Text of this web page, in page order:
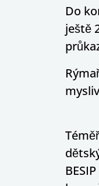
Do
ještě